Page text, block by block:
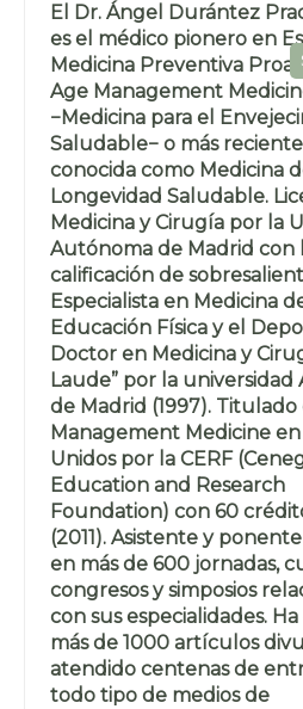
El Dr. Ángel Durántez
es el médico pionero en
Medicina Preventiva
Age Management
−Medicina para el
Saludable− o más
conocida como Medicina
Longevidad Saludable.
Medicina y Cirugía por la
Autónoma de Madrid con
calificación de
Especialista en Medicina
Educación Física y el
Doctor en Medicina y
Laude” por la
de Madrid (1997). Titulado
Management Medicine en
Unidos por la CERF
Education and Research
Foundation) con 60
(2011). Asistente y
en más de 600 jornadas,
congresos y simposios
con sus especialidades.
más de 1000 artículos
atendido centenas de
todo tipo de medios de